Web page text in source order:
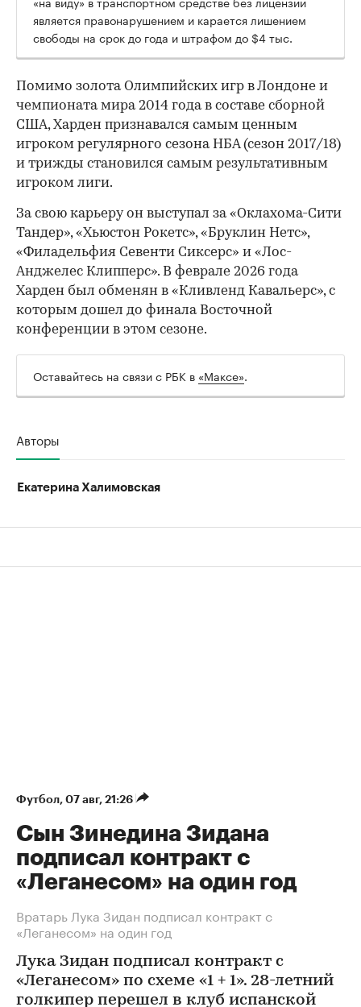
является правонарушением и карается лишением
свободы на срок до года и штрафом до $4 тыс.
Помимо золота Олимпийских игр в Лондоне и
чемпионата мира 2014 года в составе сборной
США, Харден признавался самым ценным
игроком регулярного сезона НБА (сезон 2017/18)
и трижды становился самым результативным
игроком лиги.
За свою карьеру он выступал за «Оклахома-Сити
Тандер», «Хьюстон Рокетс», «Бруклин Нетс»,
«Филадельфия Севенти Сиксерс» и «Лос-
Анджелес Клипперс». В феврале 2026 года
Харден был обменян в «Кливленд Кавальерс», с
которым дошел до финала Восточной
конференции в этом сезоне.
Оставайтесь на связи с РБК в «Максе».
Авторы
Екатерина Халимовская
Футбол⁠, 07 авг, 21:26
Сын Зинедина Зидана
подписал контракт с
«Леганесом» на один год
Вратарь Лука Зидан подписал контракт с
«Леганесом» на один год
Лука Зидан подписал контракт с
«Леганесом» по схеме «1 + 1». 28-летний
голкипер перешел в клуб испанской